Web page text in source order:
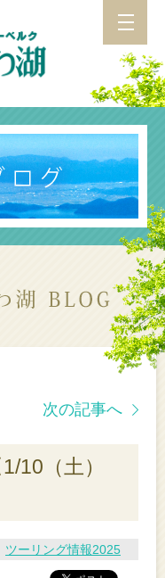
次の記事へ
10（土）
ツーリング情報2025